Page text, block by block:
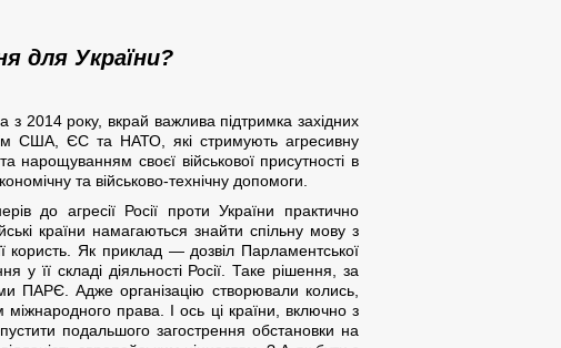
для України?
з 2014 року, вкрай важлива підтримка західних
США, ЄС та НАТО, які стримують агресивну
нарощуванням своєї військової присутності в
та військово-технічну допомоги.
до агресії Росії проти України практично
країни намагаються знайти спільну мову з
користь. Як приклад — дозвіл Парламентської
її складі діяльності Росії. Таке рішення, за
ПАРЄ. Адже організацію створювали колись,
права. І ось ці країни, включно з
подальшого загострення обстановки на